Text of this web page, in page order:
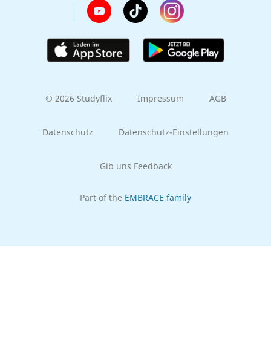
© 2026 Studyflix Impressum AGB
Datenschutz Datenschutz-Einstellungen
Gib uns Feedback
Part of the EMBRACE family